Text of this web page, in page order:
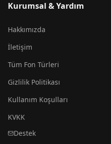
Kurumsal & Yardım
Hakkımızda
İletişim
Tüm Fon Türleri
Gizlilik Politikası
Kullanım Koşulları
KVKK
Destek